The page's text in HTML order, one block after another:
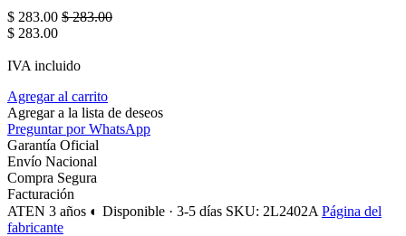
$ 283.00 $283.00
$ 283.00
IVA incluido
Agregar al carrito
Agregar a la lista de deseos
Preguntar por WhatsApp
Garantía Oficial
Envío Nacional
Compra Segura
Facturación
ATEN 3 años ◐ Disponible · 3-5 días SKU: 2L2402A Página del
fabricante